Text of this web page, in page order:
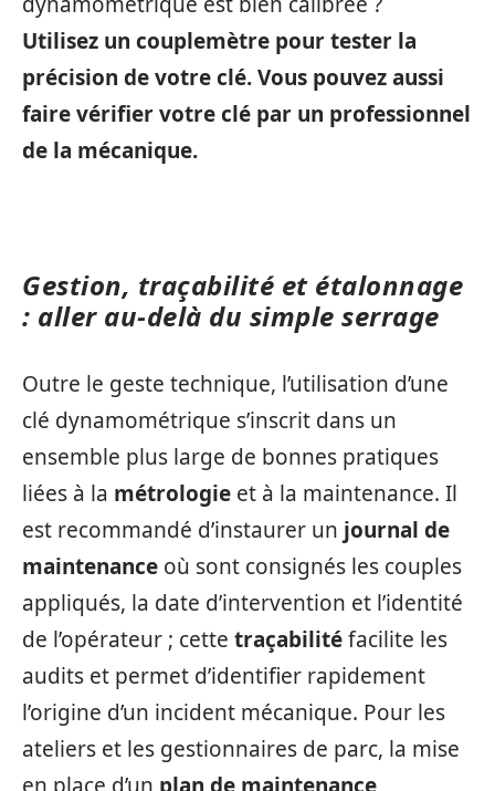
Utilisez un couplemètre pour tester la
précision de votre clé. Vous pouvez aussi
faire vérifier votre clé par un professionnel
de la mécanique.
Gestion, traçabilité et étalonnage
: aller au‑delà du simple serrage
Outre le geste technique, l’utilisation d’une
clé dynamométrique s’inscrit dans un
ensemble plus large de bonnes pratiques
liées à la métrologie et à la maintenance. Il
est recommandé d’instaurer un journal de
maintenance où sont consignés les couples
appliqués, la date d’intervention et l’identité
de l’opérateur ; cette traçabilitéfacilite les
audits et permet d’identifier rapidement
l’origine d’un incident mécanique. Pour les
ateliers et les gestionnaires de parc, la mise
en place d’un plan de maintenance